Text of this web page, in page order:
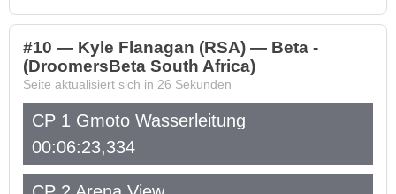
#10 — Kyle Flanagan (RSA) — Beta -
(DroomersBeta South Africa)
Seite aktualisiert sich in 26 Sekunden
CP 1 Gmoto Wasserleitung
00:06:23,334